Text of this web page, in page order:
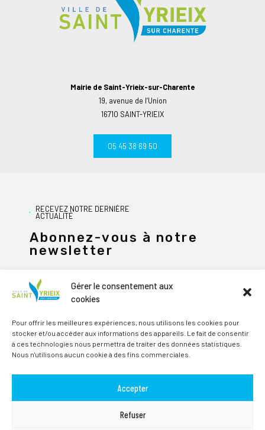
Gérer le consentement aux
cookies
Pour offrir les meilleures expériences, nous utilisons les cookies pour
stocker et/ou accéder aux informations des appareils. Le fait de consentir
à ces technologies nous permettra de traiter des données statistiques.
Nous n'utilisons aucun cookie à des fins commerciales.
Accepter
Refuser
Mairie de Saint-Yrieix-sur-Charente
19, avenue de l’Union
16710 SAINT-YRIEIX
05 45 38 69 50
RECEVEZ NOTRE DERNIÈRE
ACTUALITÉ
Abonnez-vous à notre
newsletter
JE M'ABONNE
Alternative: